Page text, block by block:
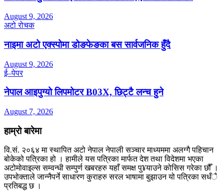
August 9, 2026
अटो रोचक
नाइमा अटो एक्स्पोमा डोङफेङका बस सार्वजनिक हुँदै
August 9, 2026
ई–पेपर
नेपाल आइपुग्यो लिपमोटर B03X, छिट्टै लन्च हुने
August 7, 2026
हाम्रो बारेमा
वि.सं. २०६४ मा स्थापित अटो नेपाल नेपाली सञ्चार माध्यममा अलग्गै पहिचान
बोकेको पत्रिका हो । हामीले यस पत्रिका मार्फत देश तथा विदेशमा भएका
अटोमोवाइल्स सम्वन्धी सम्पुर्ण खबरहरु यहाँ समक्ष पु¥याउने कोसिस गरेका छौँ ।
उपभोक्ताले जान्नैपर्ने साधारण कुराहरु सरल भाषामा बुझाउन यो पत्रिका सधँै
प्रतिबद्ध छ ।